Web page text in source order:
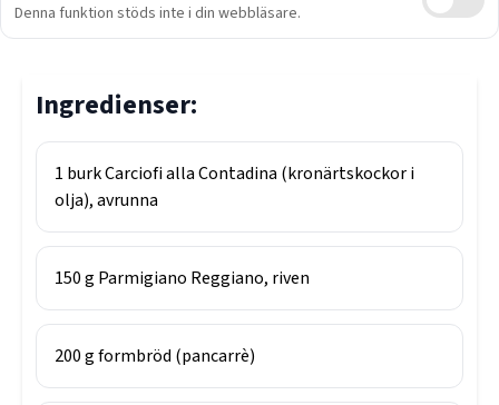
Denna funktion stöds inte i din webbläsare.
Ingredienser:
1 burkCarciofi alla Contadina (kronärtskockor i
olja), avrunna
150g Parmigiano Reggiano, riven
200gformbröd (pancarrè)